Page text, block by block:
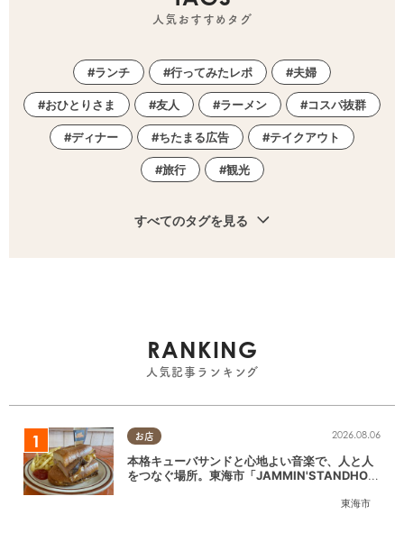
人気おすすめタグ
ランチ 行ってみたレポ 夫婦
おひとりさま 友人 ラーメン コスパ抜群
ディナー ちたまる広告 テイクアウト
旅行 観光
すべてのタグを見る
RANKING
人気記事ランキング
お店
東海市
2026.08.06
本格キューバサンドと心地よい音楽で、人と人
をつなぐ場所。東海市「JAMMIN'STANDHOU